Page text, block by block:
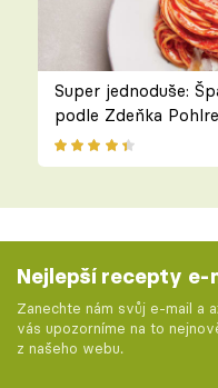
Super jednoduše:
podle Zdeňka
Nejlepší recepty e-
Zanechte nám svůj e-mail a
vás upozorníme na to
z našeho webu.